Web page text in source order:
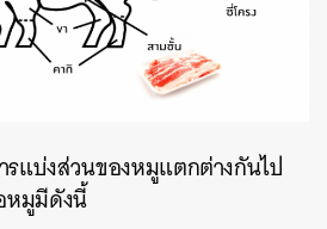
รแบ่งส่วนของหมูแตกต่างกันไป
หมูมีดังนี้